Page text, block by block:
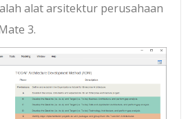
alat arsitektur perusahaan
3.